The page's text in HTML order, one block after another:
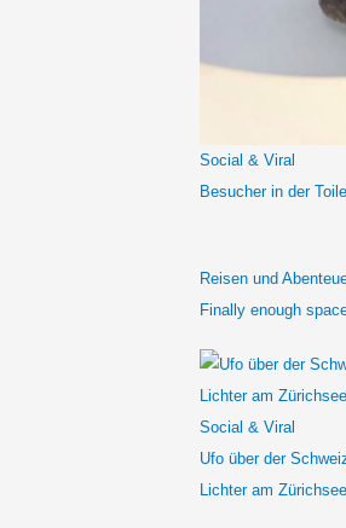
h
Social & Viral
Besucher in der
Reisen und
Finally enough
Social & Viral
Ufo über der
Lichter am